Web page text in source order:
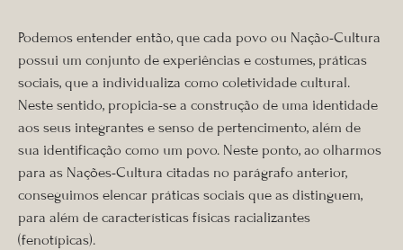
Podemos entender então, que cada povo ou Nação-Cultura
possui um conjunto de experiências e costumes, práticas
sociais, que a individualiza como coletividade cultural.
Neste sentido, propicia-se a construção de uma identidade
aos seus integrantes e senso de pertencimento, além de
sua identificação como um povo. Neste ponto, ao olharmos
para as Nações-Cultura citadas no parágrafo anterior,
conseguimos elencar práticas sociais que as distinguem,
para além de características físicas racializantes
(fenotípicas).